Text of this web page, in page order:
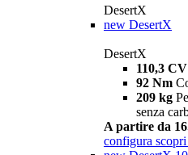
DesertX
new DesertX
DesertX
110,3 CV
92 Nm
209 kg
senza
A partire da
configura